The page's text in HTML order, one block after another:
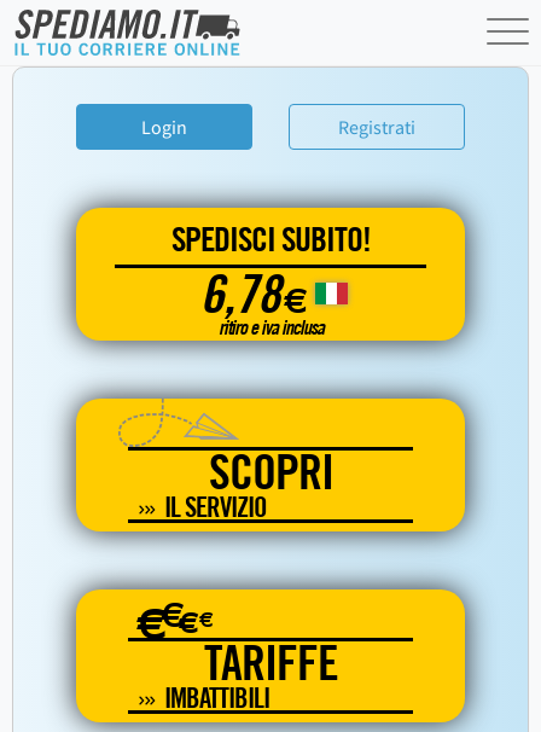
Login Registrati
SPEDISCI SUBITO!
6,78€
ritiro e iva inclusa
SCOPRI
IL SERVIZIO
€€€€
TARIFFE
IMBATTIBILI